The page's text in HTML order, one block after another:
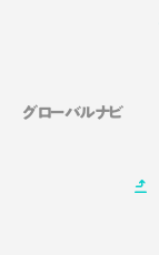
グローバルナビ